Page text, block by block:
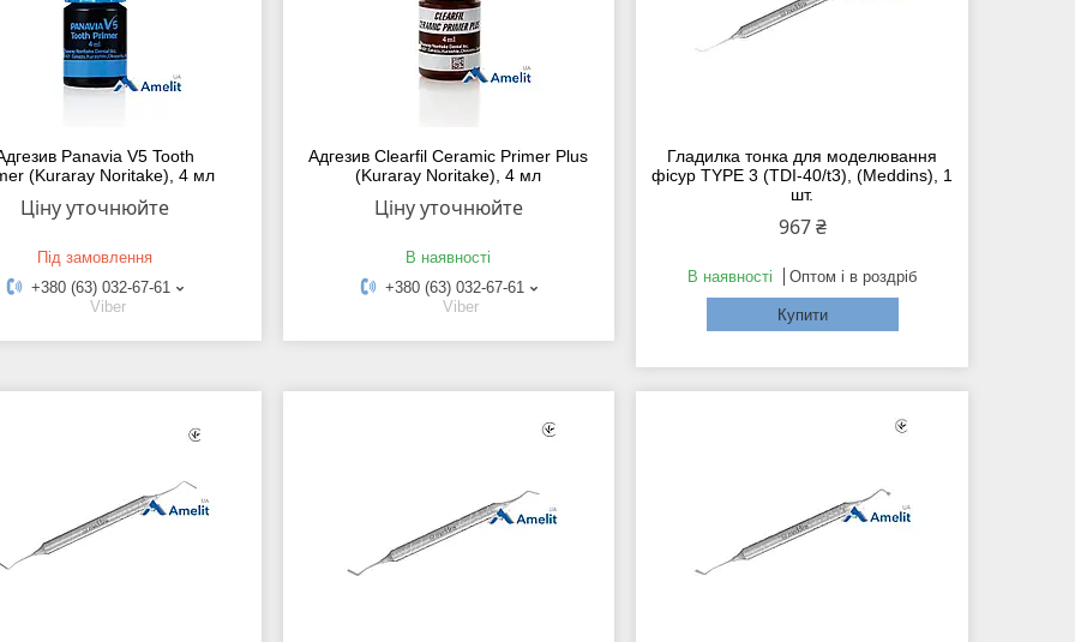
Panavia V5 Tooth
(Kuraray Noritake), 4 мл
Ціну уточнюйте
Під замовлення
+380 (63) 032-67-61
Viber
Адгезив Clearfil Ceramic Primer Plus
(Kuraray Noritake), 4 мл
Ціну уточнюйте
В наявності
+380 (63) 032-67-61
Viber
Гладилка тонка для моделювання
фісур TYPE 3 (TDI-40/t3), (Meddins), 1
шт.
967 ₴
В наявності Оптом і в роздріб
Купити